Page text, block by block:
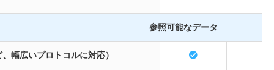
参照可能なデータ
幅広いプロトコルに対応）